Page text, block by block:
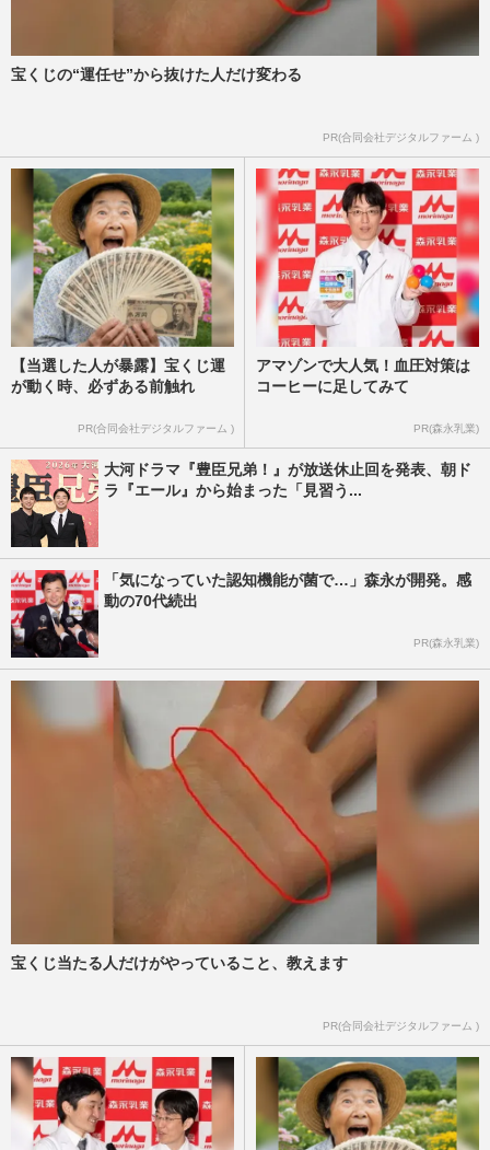
弟！』ロケ地近くの父親名義の実家を購
入、専門家は「金銭的に損」も見据…
週刊女性2026年2月3日号
映画『九龍ジェネリックロマンス』主演・
ファンが驚いた“おじさん…
週刊女性PRIME 2025/9/18
宝くじの“運任せ”から抜けた人だけ変わる
PR(合同会社デジタルファーム )
【当選した人が暴露】宝くじ運
が動く時、必ずある前触れ
PR(合同会社デジタルファーム )
アマゾンで大人気！血圧対策は
コーヒーに足してみて
PR(森永乳業)
大河ドラマ『豊臣兄弟！』が放送休止回を発表、朝ド
ラ『エール』から始まった「見習う...
「気になっていた認知機能が菌で…」森永が開発。感
動の70代続出
PR(森永乳業)
宝くじ当たる人だけがやっていること、教えます
PR(合同会社デジタルファーム )